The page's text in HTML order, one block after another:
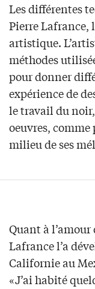
Les différentes
Pierre Lafrance,
artistique.
méthodes
pour donner
expérience de
le travail du
oeuvres,
milieu de ses
Quant à
Lafrance l’a
Californie au
«J’ai habité